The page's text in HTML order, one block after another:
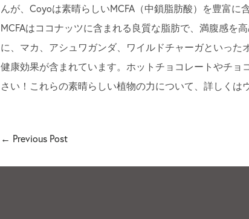
んが、Coyoは素晴らしいMCFA（中鎖脂肪酸）を豊富に
MCFAはココナッツに含まれる良質な脂肪で、満腹感を
に、マカ、アシュワガンダ、ワイルドチャーガといっ
健康効果が含まれています。ホットチョコレートやチ
さい！これらの素晴らしい植物の力について、詳しくは
← Previous Post